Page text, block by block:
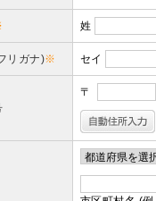
姓
リガナ)※ セイ
〒